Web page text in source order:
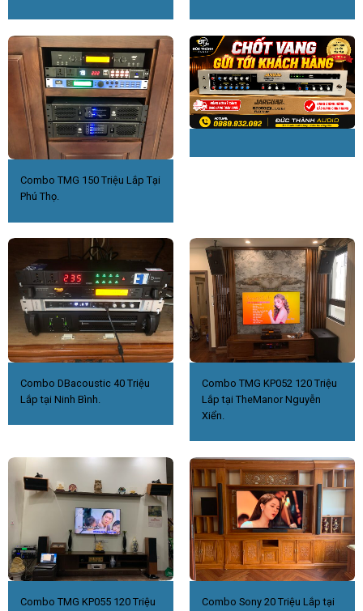
Combo TMG 150 Triệu Lắp Tại
Phú Thọ.
Combo DBacoustic 40 Triệu
Lắp tại Ninh Bình.
Combo TMG KP052 120 Triệu
Lắp tại TheManor Nguyễn
Xiển.
Combo TMG KP055 120 Triệu
Combo Sony 20 Triệu Lắp tại